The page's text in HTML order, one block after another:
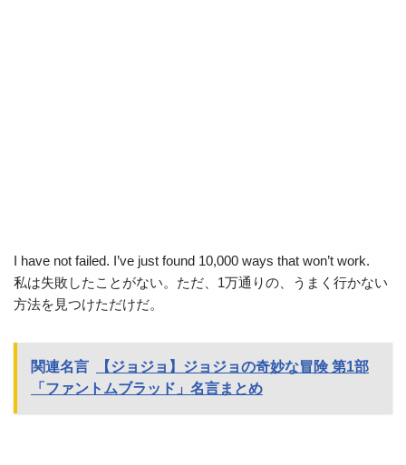
I have not failed. I’ve just found 10,000 ways that won’t work.
私は失敗したことがない。ただ、1万通りの、うまく行かない
方法を見つけただけだ。
関連名言
【ジョジョ】ジョジョの奇妙な冒険 第1部
「ファントムブラッド」名言まとめ